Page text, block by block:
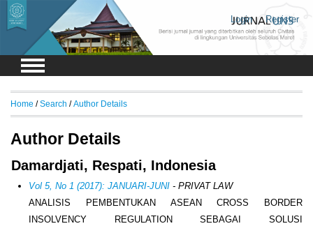
Login Register
Home /Search /Author Details
Author Details
Damardjati, Respati, Indonesia
Vol 5, No 1 (2017): JANUARI-JUNI - PRIVAT LAW
ANALISIS PEMBENTUKAN ASEAN CROSS BORDER
INSOLVENCY REGULATION SEBAGAI SOLUSI